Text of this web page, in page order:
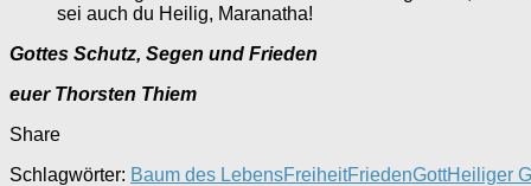
sei auch du Heilig, Maranatha!
Gottes Schutz, Segen und Frieden
euer Thorsten Thiem
Share
Schlagwörter: Baum des LebensFreiheitFriedenGottHeiliger